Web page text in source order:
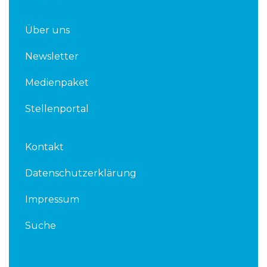
Über uns
Newsletter
Medienpaket
Stellenportal
Kontakt
Datenschutzerklärung
Impressum
Suche